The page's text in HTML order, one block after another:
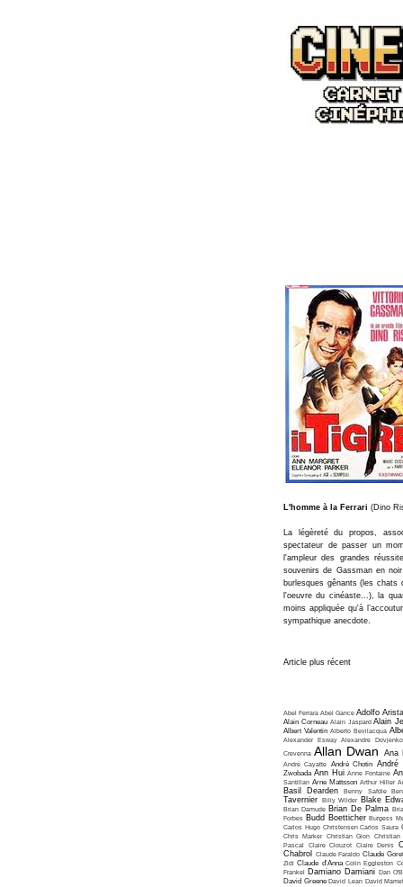
L'homme à la Ferrari (Dino
La légèreté du propos,
spectateur de passer un
l'ampleur des grandes
souvenirs de Gassman en
burlesques gênants (les
l'oeuvre du cinéaste...), la
moins appliquée qu'à
sympathique anecdote.
Article plus récent
Abel Ferrara Abel Gance Adolfo
Alain Corneau Alain Jaspard Alain
Albert Valentin Alberto Bevilacqua
Alexander Esway Alexandre Dovjenko
Crevenna Allan Dwan Ana
André Cayatte André Chotin André
Zwobada Ann Hui Anne Fontaine
Santillan Arne Mattsson Arthur Hiller
Basil Dearden Benny Safdie
Tavernier Billy Wilder Blake
Brian Damude Brian De Palma
Forbes Budd Boetticher Burgess
Carlos Hugo Christensen Carlos Saura
Chris Marker Christian Gion Christian
Pascal
Claire Clouzot Claire Denis
Chabrol
Claude Faraldo Claude
Zidi Claude d'Anna Colin Eggleston
Frankel Damiano Damiani Dan
David Greene David Lean David